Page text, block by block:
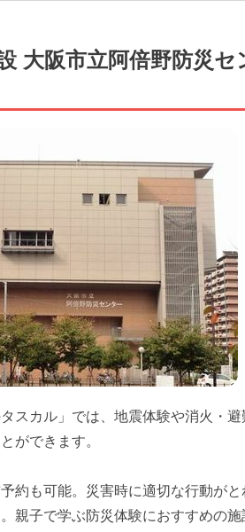
大阪市立阿倍野防災セ
スカル」では、地震体験や消火・避
ができます。
約も可能。災害時に適切な行動がと
親子で学ぶ防災体験におすすめの施